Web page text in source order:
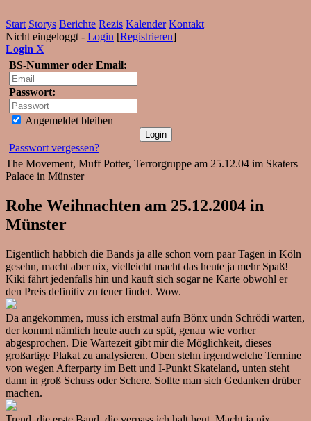
Start Storys Berichte Rezis Kalender Kontakt
Nicht eingeloggt - Login [Registrieren]
Login X
BS-Nummer oder Email:
Passwort:
Angemeldet bleiben
Passwort vergessen?
The Movement, Muff Potter, Terrorgruppe am 25.12.04 im Skaters
Palace in Münster
Rohe Weihnachten am 25.12.2004 in
Münster
Eigentlich habbich die Bands ja alle schon vorn paar Tagen in Köln
gesehn, macht aber nix, vielleicht macht das heute ja mehr Spaß!
Kiki fährt jedenfalls hin und kauft sich sogar ne Karte obwohl er
den Preis definitiv zu teuer findet. Wow.
Da angekommen, muss ich erstmal aufn Bönx undn Schrödi warten,
der kommt nämlich heute auch zu spät, genau wie vorher
abgesprochen. Die Wartezeit gibt mir die Möglichkeit, dieses
großartige Plakat zu analysieren. Oben stehn irgendwelche Termine
von wegen Afterparty im Bett und I-Punkt Skateland, unten steht
dann in groß Schuss oder Schere. Sollte man sich Gedanken drüber
machen.